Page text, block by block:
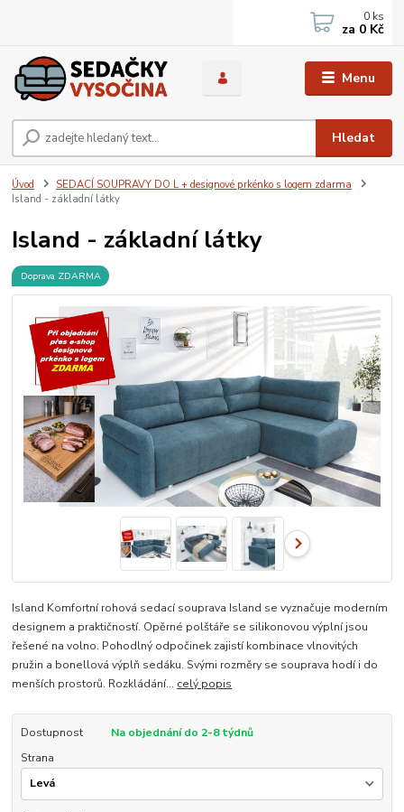
Menu
Hledat
0 ks
za 0 Kč
Úvod
SEDACÍ SOUPRAVY DO L + designové prkénko s logem zdarma
Island - základní látky
Island - základní látky
Doprava ZDARMA
Island Komfortní rohová sedací souprava Island se vyznačuje moderním
designem a praktičností. Opěrné polštáře se silikonovou výplní jsou
řešené na volno. Pohodlný odpočinek zajistí kombinace vlnovitých
pružin a bonellová výplň sedáku. Svými rozměry se souprava hodí i do
menších prostorů. Rozkládání... celý popis
Dostupnost
Na objednání do 2-8 týdnů
Strana